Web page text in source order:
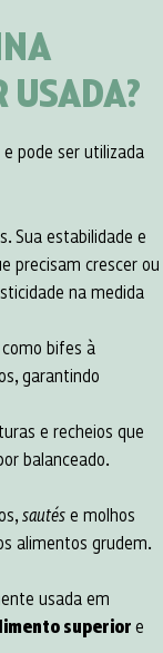
USADA?
pode ser utilizada
Sua estabilidade e
precisam crescer ou
na medida
bifes à
garantindo
e recheios que
balanceado.
sautés e molhos
alimentos grudem.
usada em
superiore